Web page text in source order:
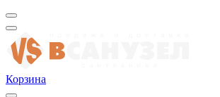
Корзина